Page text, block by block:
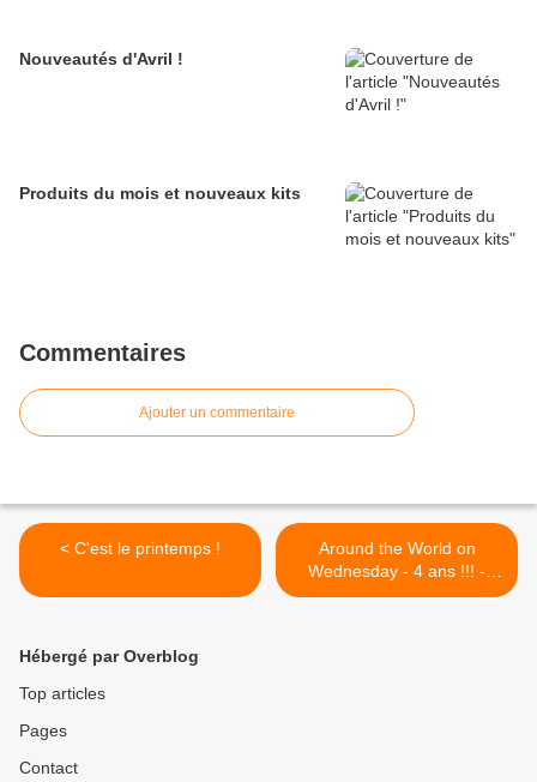
Nouveautés d'Avril !
Produits du mois et nouveaux kits
Commentaires
Ajouter un commentaire
< C'est le printemps !
Around the World on
Wednesday - 4 ans !!! -
Spring ! >
Hébergé par Overblog
Top articles
Pages
Contact